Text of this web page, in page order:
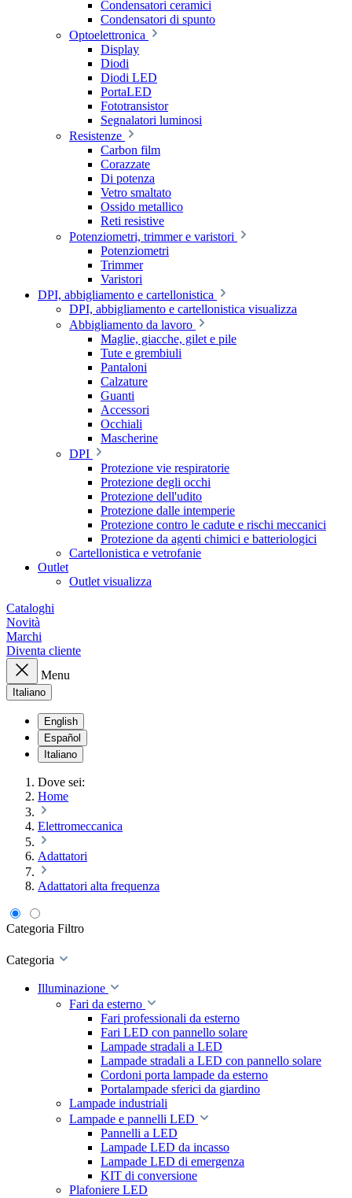
Condensatori ceramici
Condensatori di spunto
Optoelettronica
Display
Diodi
Diodi LED
PortaLED
Fototransistor
Segnalatori luminosi
Resistenze
Carbon film
Corazzate
Di potenza
Vetro smaltato
Ossido metallico
Reti resistive
Potenziometri, trimmer e varistori
Potenziometri
Trimmer
Varistori
DPI, abbigliamento e cartellonistica
DPI, abbigliamento e cartellonistica visualizza
Abbigliamento da lavoro
Maglie, giacche, gilet e pile
Tute e grembiuli
Pantaloni
Calzature
Guanti
Accessori
Occhiali
Mascherine
DPI
Protezione vie respiratorie
Protezione degli occhi
Protezione dell'udito
Protezione dalle intemperie
Protezione contro le cadute e rischi meccanici
Protezione da agenti chimici e batteriologici
Cartellonistica e vetrofanie
Outlet
Outlet visualizza
Cataloghi
Novità
Marchi
Diventa cliente
Menu
Italiano
English
Español
Italiano
Dove sei:
Home
Elettromeccanica
Adattatori
Adattatori alta frequenza
Categoria Filtro
Categoria
Illuminazione
Fari da esterno
Fari professionali da esterno
Fari LED con pannello solare
Lampade stradali a LED
Lampade stradali a LED con pannello solare
Cordoni porta lampade da esterno
Portalampade sferici da giardino
Lampade industriali
Lampade e pannelli LED
Pannelli a LED
Lampade LED da incasso
Lampade LED di emergenza
KIT di conversione
Plafoniere LED